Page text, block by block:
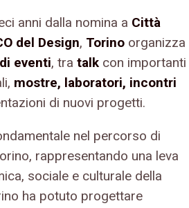
anni dalla nomina a Città
del Design, Torino organizza
eventi, tra talk con importanti
mostre, laboratori, incontri
di nuovi progetti.
nel percorso di
rappresentando una leva
sociale e culturale della
ha potuto progettare